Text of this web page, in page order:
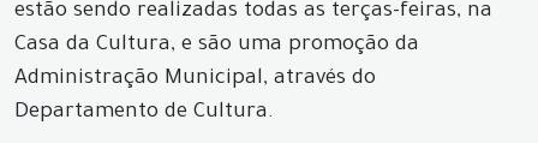
estão sendo realizadas todas as terças-feiras, na
Casa da Cultura, e são uma promoção da
Administração Municipal, através do
Departamento de Cultura.